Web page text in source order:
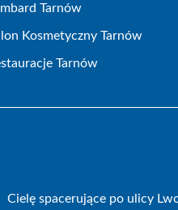
Tarnów
Kosmetyczny Tarnów
Tarnów
Cielę spacerujące po ulicy